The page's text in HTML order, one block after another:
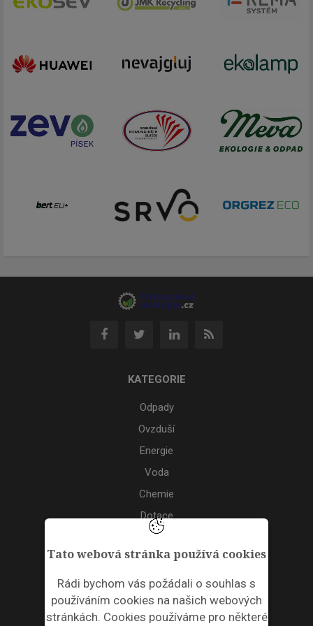
Tato webová stránka používá cookies
Rádi bychom vás požádali o souhlas s
používáním cookies na našich webových
stránkách. Cookies používáme pro některé
KATEGORIE
Odpady
Ovzduší
Energie
Voda
Chemie
Dotace
Akce
ODPADNÍ PLASTY